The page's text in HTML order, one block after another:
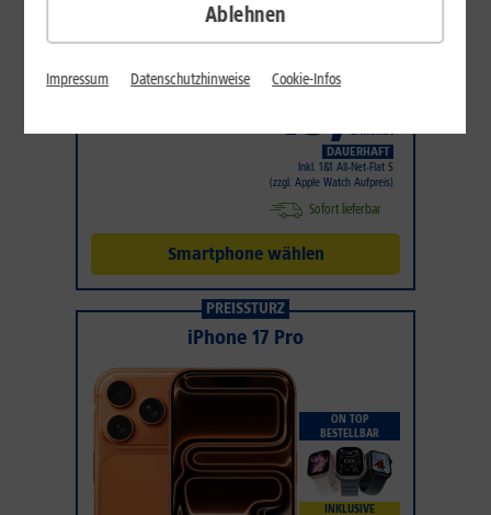
49, €/Monat*
DAUERHAFT
Inkl. 1&1 All-Net-Flat S
(zzgl. Apple Watch Aufpreis)
Sofort lieferbar
Smartphone wählen
PREISSTURZ
iPhone 17 Pro
ON TOP
BESTELLBAR
INKLUSIVE
Ablehnen
Impressum Datenschutzhinweise Cookie-Infos